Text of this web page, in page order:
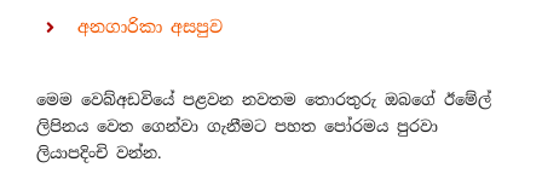
අනගාරිකා අසපුව
මෙම වෙබ්අඩවියේ පළවන නවතම තොරතුරු ඔබගේ ඊමේල්
ලිපිනය වෙත ගෙන්වා ගැනීමට පහත පෝරමය පුරවා
ලියාපදිංචි වන්න.